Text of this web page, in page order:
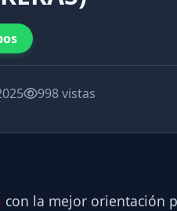
998 vistas
con la mejor orientación